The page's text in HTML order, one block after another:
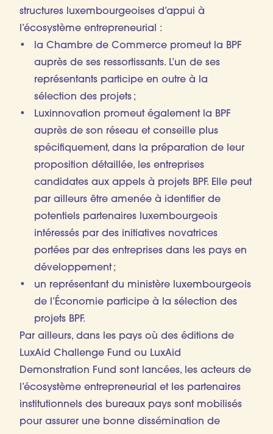
structures luxembourgeoises d’appui à
l’écosystème entrepreneurial :
la Chambre de Commerce promeut la BPF
auprès de ses ressortissants. L’un de ses
représentants participe en outre à la
sélection des projets ;
Luxinnovation promeut également la BPF
auprès de son réseau et conseille plus
spécifiquement, dans la préparation de leur
proposition détaillée, les entreprises
candidates aux appels à projets BPF. Elle peut
par ailleurs être amenée à identifier de
potentiels partenaires luxembourgeois
intéressés par des initiatives novatrices
portées par des entreprises dans les pays en
développement ;
un représentant du ministère luxembourgeois
de l’Économie participe à la sélection des
projets BPF.
Par ailleurs, dans les pays où des éditions de
LuxAid Challenge Fund ou LuxAid
Demonstration Fund sont lancées, les acteurs de
l’écosystème entrepreneurial et les partenaires
institutionnels des bureaux pays sont mobilisés
pour assurer une bonne dissémination de